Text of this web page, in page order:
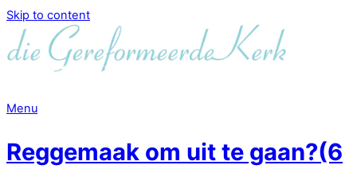
Skip to content
Menu
Reggemaak om uit te gaan?(6